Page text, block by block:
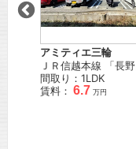
アミティエ三輪
ＪＲ信越本線 「長野
間取り：1LDK
賃料： 6.7 万円